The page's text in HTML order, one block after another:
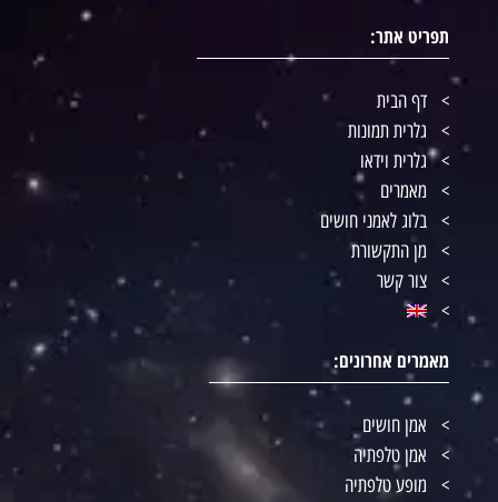
תפריט אתר:
דף הבית
גלרית תמונות
גלרית וידאו
מאמרים
בלוג לאמני חושים
מן התקשורת
צור קשר
מאמרים אחרונים:
אמן חושים
אמן טלפתיה
מופע טלפתיה